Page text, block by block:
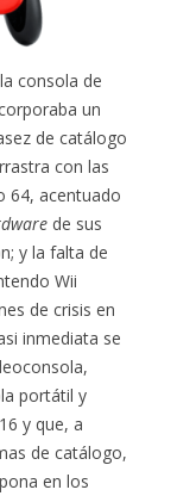
consola de
un
de catálogo
con las
64, acentuado
de sus
y la falta de
Wii
de crisis en
inmediata se
portátil y
y que, a
de catálogo,
en los